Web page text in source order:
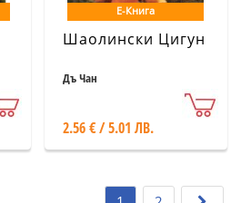
Е-Книга
Шаолински Цигун
Дъ Чан
2.56 € / 5.01 ЛВ.